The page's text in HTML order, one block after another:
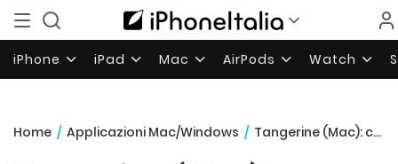
iPhone iPad Mac AirPods Watch
Home / Applicazioni Mac/Windows / Tangerine (Mac): crea playlist automatiche su iTunes